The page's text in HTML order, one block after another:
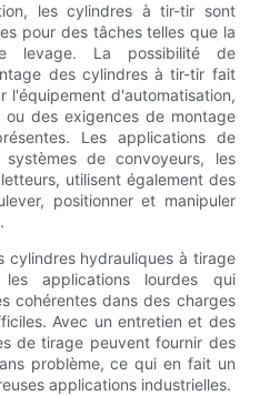
les cylindres à tir-tir sont
pour des tâches telles que la
levage. La possibilité de
des cylindres à tir-tir fait
l'équipement d'automatisation,
des exigences de montage
Les applications de
de convoyeurs, les
utilisent également des
positionner et manipuler
cylindres hydrauliques à tirage
applications lourdes qui
cohérentes dans des charges
Avec un entretien et des
de tirage peuvent fournir des
problème, ce qui en fait un
applications industrielles.